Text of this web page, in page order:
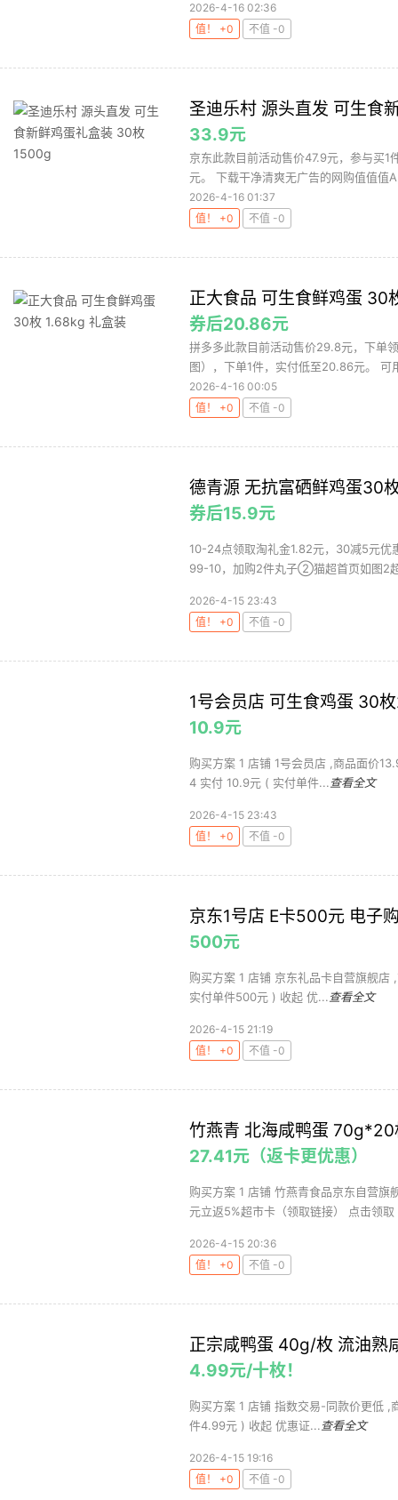
2026-4-16 02:36
值！ +0
不值 -0
圣迪乐村 源头直发 可生食
33.9元
京东此款目前活动售价47.9元，参与买
元。 下载干净清爽无广告的网购值值值
2026-4-16 01:37
值！ +0
不值 -0
正大食品 可生食鲜鸡蛋 30
券后20.86元
拼多多此款目前活动售价29.8元，下单
图），下单1件，实付低至20.86元。 可
2026-4-16 00:05
值！ +0
不值 -0
德青源 无抗富硒鲜鸡蛋30
券后15.9元
10-24点领取淘礼金1.82元，30减5元
99-10，加购2件丸子②猫超首页如图2
2026-4-15 23:43
值！ +0
不值 -0
1号会员店 可生食鸡蛋 30
10.9元
购买方案 1 店铺 1号会员店 ,商品面价
4 实付 10.9元 ( 实付单件... 查看全文
2026-4-15 23:43
值！ +0
不值 -0
京东1号店 E卡500元 电子
500元
购买方案 1 店铺 京东礼品卡自营旗舰
实付单件500元 ) 收起 优... 查看全文
2026-4-15 21:19
值！ +0
不值 -0
竹燕青 北海咸鸭蛋
27.41元（返卡更优惠）
购买方案 1 店铺 竹燕青食品京东自营
元立返5%超市卡（领取链接） 点击领取
2026-4-15 20:36
值！ +0
不值 -0
正宗咸鸭蛋 40g/枚 流油熟
4.99元/十枚！
购买方案 1 店铺 指数交易-同款价更低
件4.99元 ) 收起 优惠证... 查看全文
2026-4-15 19:16
值！ +0
不值 -0